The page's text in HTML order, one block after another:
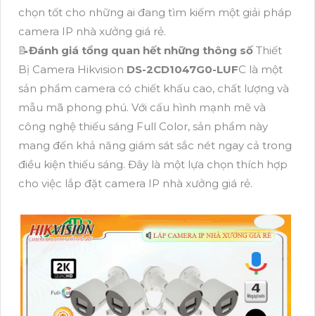
chọn tốt cho những ai đang tìm kiếm một giải pháp
camera IP nhà xưởng giá rẻ.
📝Đánh giá tổng quan hết những thông số Thiết
Bị Camera Hikvision DS-2CD1047G0-LUFC là một
sản phẩm camera có chiết khấu cao, chất lượng và
mẫu mã phong phú. Với cấu hình mạnh mẽ và
công nghệ thiếu sáng Full Color, sản phẩm này
mang đến khả năng giám sát sắc nét ngay cả trong
điều kiện thiếu sáng. Đây là một lựa chọn thích hợp
cho việc lắp đặt camera IP nhà xưởng giá rẻ.